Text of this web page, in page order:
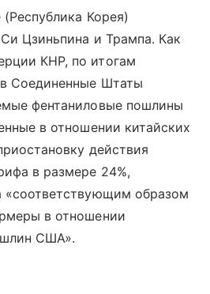
Корея)
Цзиньпина и Трампа. Как
КНР, по итогам
Соединенные Штаты
фентаниловые пошлины
в отношении китайских
действия
в размере 24%,
«соответствующим образом
в отношении
США».